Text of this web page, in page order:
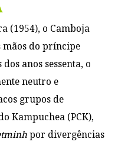
(1954), o Camboja
mãos do príncipe
anos sessenta, o
neutro e
grupos de
Kampuchea (PCK),
por divergências